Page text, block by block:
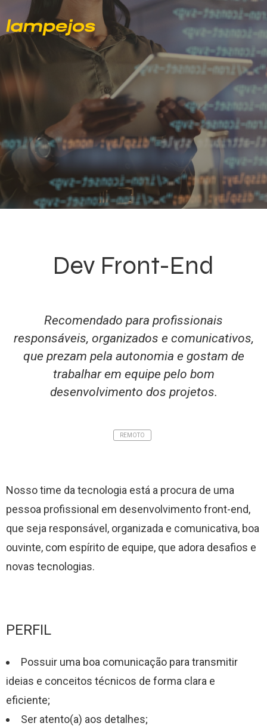
Dev Front-End
Recomendado para profissionais
responsáveis, organizados e comunicativos,
que prezam pela autonomia e gostam de
trabalhar em equipe pelo bom
desenvolvimento dos projetos.
REMOTO
Nosso time da tecnologia está a procura de uma
pessoa profissional em desenvolvimento front-end,
que seja responsável, organizada e comunicativa, boa
ouvinte, com espírito de equipe, que adora desafios e
novas tecnologias.
PERFIL
Possuir uma boa comunicação para transmitir
ideias e conceitos técnicos de forma clara e
eficiente;
Ser atento(a) aos detalhes;